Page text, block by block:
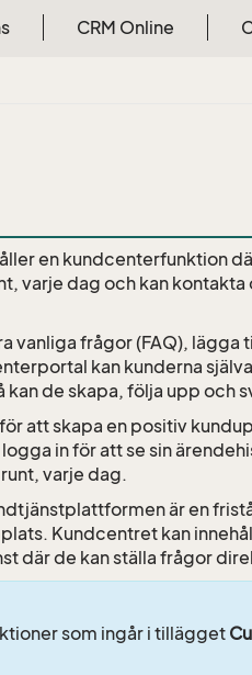
CRM Online
en kundcenterfunktion
varje dag och kan
vanliga frågor (FAQ), lägga
kan kunderna
de skapa, följa upp och
att skapa en positiv
in för att se sin
varje dag.
är en
Kundcentret kan
där de kan ställa frågor
som ingår i tillägget